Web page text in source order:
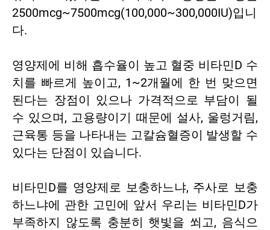
2500mcg~7500mcg(100,000~300,000IU)입니
다.
영양제에 비해 흡수율이 높고 혈중 비타민D 수
치를 빠르게 높이고, 1~2개월에 한 번 맞으면
된다는 장점이 있으나 가격적으로 부담이 될
수 있으며, 고용량이기 때문에 설사, 울렁거림,
근육통 등을 나타내는 고칼슘혈증이 발생할 수
있다는 단점이 있습니다.
비타민D를 영양제로 보충하느냐, 주사로 보충
하느냐에 관한 고민에 앞서 우리는 비타민D가
부족하지 않도록 충분히 햇빛을 쐬고, 음식으